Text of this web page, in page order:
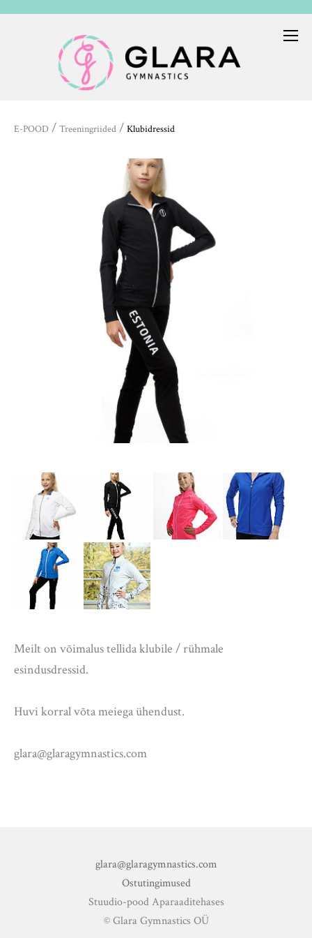
E-POOD / Treeningriided / Klubidressid
Meilt on võimalus tellida klubile / rühmale
esindusdressid.
Huvi korral võta meiega ühendust.
glara@glaragymnastics.com
glara@glaragymnastics.com
Ostutingimused
Stuudio-pood Aparaaditehases
© Glara Gymnastics OÜ